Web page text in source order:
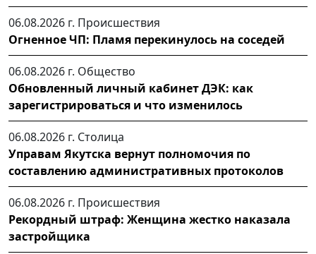
06.08.2026 г. Происшествия
Огненное ЧП: Пламя перекинулось на соседей
06.08.2026 г. Общество
Обновленный личный кабинет ДЭК: как
зарегистрироваться и что изменилось
06.08.2026 г. Столица
Управам Якутска вернут полномочия по
составлению административных протоколов
06.08.2026 г. Происшествия
Рекордный штраф: Женщина жестко наказала
застройщика